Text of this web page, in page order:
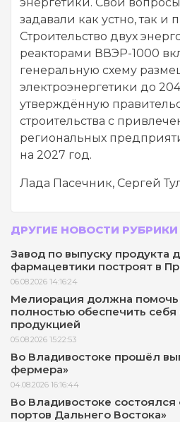
задавали как устно, так и
Строительство двух
реакторами ВВЭР-1000
генеральную схему
электроэнергетики до
утверждённую
строительства с
региональных
на 2027 год.
Лада Пасечник, Сергей
ДРУГИЕ НОВОСТИ РУБРИКИ
Завод по выпуску продукта
фармацевтики построят в
06.08.2026 14:16:24
Мелиорация должна
полностью обеспечить себя
продукцией
05.08.2026 15:22:53
Во Владивостоке прошёл
фермера»
04.08.2026 16:16:44
Во Владивостоке
портов Дальнего Востока»